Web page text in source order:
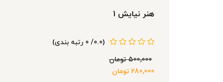
هنر نیایش 1
(0.0/ 0 رتبه بندی)
500,000 تومان
280,000 تومان